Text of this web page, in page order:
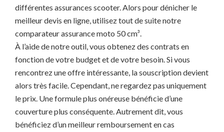
différentes assurances scooter. Alors pour dénicher le
meilleur devis en ligne, utilisez tout de suite notre
comparateur assurance moto 50 cm³.
À l’aide de notre outil, vous obtenez des contrats en
fonction de votre budget et de votre besoin. Si vous
rencontrez une offre intéressante, la souscription devient
alors très facile. Cependant, ne regardez pas uniquement
le prix. Une formule plus onéreuse bénéficie d’une
couverture plus conséquente. Autrement dit, vous
bénéficiez d’un meilleur remboursement en cas